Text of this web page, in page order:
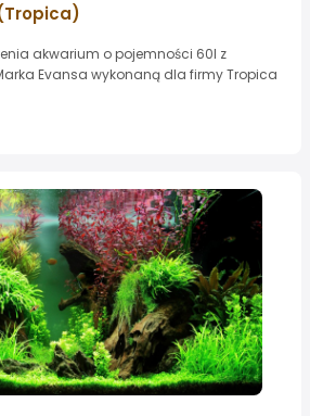
akwarium o pojemności 60l z
Evansa wykonaną dla firmy Tropica